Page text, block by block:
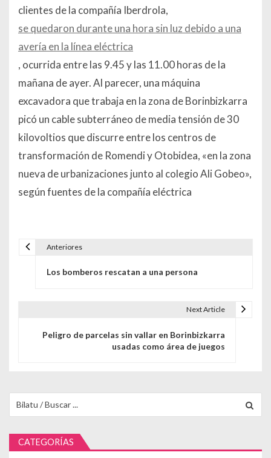
clientes de la compañía Iberdrola,
se quedaron durante una hora sin luz debido a una
avería en la línea eléctrica
, ocurrida entre las 9.45 y las 11.00 horas de la
mañana de ayer. Al parecer, una máquina
excavadora que trabaja en la zona de Borinbizkarra
picó un cable subterráneo de media tensión de 30
kilovoltios que discurre entre los centros de
transformación de Romendi y Otobidea, «en la zona
nueva de urbanizaciones junto al colegio Ali Gobeo»,
según fuentes de la compañía eléctrica
Anteriores
Los bomberos rescatan a una persona
Next Article
Peligro de parcelas sin vallar en Borinbizkarra
usadas como área de juegos
CATEGORÍAS